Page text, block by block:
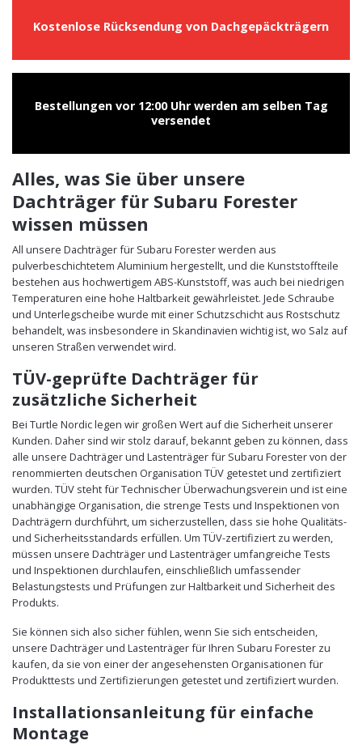
Kostenlose Rücksendung von Dachgepäckträgern
Bestellungen vor 12:00 Uhr werden am selben Tag
versendet
Alles, was Sie über unsere
Dachträger für Subaru Forester
wissen müssen
All unsere Dachträger für Subaru Forester werden aus
pulverbeschichtetem Aluminium hergestellt, und die Kunststoffteile
bestehen aus hochwertigem ABS-Kunststoff, was auch bei niedrigen
Temperaturen eine hohe Haltbarkeit gewährleistet. Jede Schraube
und Unterlegscheibe wurde mit einer Schutzschicht aus Rostschutz
behandelt, was insbesondere in Skandinavien wichtig ist, wo Salz auf
unseren Straßen verwendet wird.
TÜV-geprüfte Dachträger für
zusätzliche Sicherheit
Bei Turtle Nordic legen wir großen Wert auf die Sicherheit unserer
Kunden. Daher sind wir stolz darauf, bekannt geben zu können, dass
alle unsere Dachträger und Lastenträger für Subaru Forester von der
renommierten deutschen Organisation TÜV getestet und zertifiziert
wurden. TÜV steht für Technischer Überwachungsverein und ist eine
unabhängige Organisation, die strenge Tests und Inspektionen von
Dachträgern durchführt, um sicherzustellen, dass sie hohe Qualitäts-
und Sicherheitsstandards erfüllen. Um TÜV-zertifiziert zu werden,
müssen unsere Dachträger und Lastenträger umfangreiche Tests
und Inspektionen durchlaufen, einschließlich umfassender
Belastungstests und Prüfungen zur Haltbarkeit und Sicherheit des
Produkts.
Sie können sich also sicher fühlen, wenn Sie sich entscheiden,
unsere Dachträger und Lastenträger für Ihren Subaru Forester zu
kaufen, da sie von einer der angesehensten Organisationen für
Produkttests und Zertifizierungen getestet und zertifiziert wurden.
Installationsanleitung für einfache
Montage